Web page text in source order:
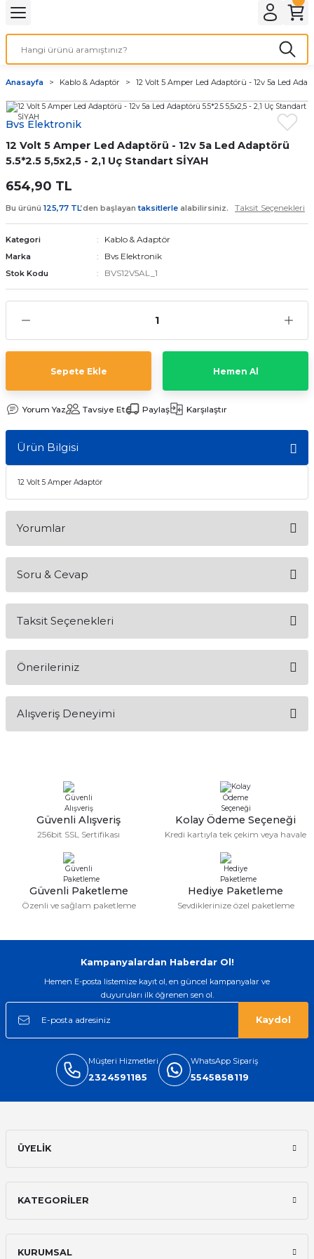
Anasayfa Kablo & Adaptör 12 Volt 5 Amper Led Adaptörü - 12v 5a Led
Bvs Elektronik
12 Volt 5 Amper Led Adaptörü - 12v 5a Led Adaptörü
5.5*2.5 5,5x2,5 - 2,1 Uç Standart SİYAH
654,90 TL
Bu ürünü 125,77 TL’den başlayantaksitlerle alabilirsiniz. Taksit Seçenekleri
Kategori Kablo & Adaptör
Marka Bvs Elektronik
Stok Kodu BVS12V5AL_1
Sepete Ekle Hemen Al
Yorum Yaz Tavsiye Et Paylaş Karşılaştır
Ürün Bilgisi
12 Volt 5 Amper Adaptör
Yorumlar
Soru & Cevap
Taksit Seçenekleri
Önerileriniz
konularda yetersiz gördüğünüz noktaları öneri formunu
kullanarak tarafımıza iletebilirsiniz.
Ürün resmi kalitesiz, bozuk veya görüntülenemiyor.
Ürün açıklamasında eksik bilgiler bulunuyor.
Ürün bilgilerinde hatalar bulunuyor.
Ürün fiyatı diğer sitelerden daha pahalı.
Bu ürüne benzer farklı alternatifler olmalı.
Alışveriş Deneyimi
Deneyimini Paylaş
Güvenli Alışveriş
256bit SSL Sertifikası
Kolay Ödeme Seçeneği
Kredi kartıyla tek çekim veya havale
Güvenli Paketleme
Özenli ve sağlam paketleme
Hediye Paketleme
Sevdiklerinize özel paketleme
Kampanyalardan Haberdar Ol!
Hemen E-posta listemize kayıt ol, en güncel kampanyalar ve
duyuruları ilk öğrenen sen ol.
Kaydol
Müşteri Hizmetleri
2324591185
WhatsApp Sipariş
5545858119
ÜYELİK
KATEGORİLER
KURUMSAL